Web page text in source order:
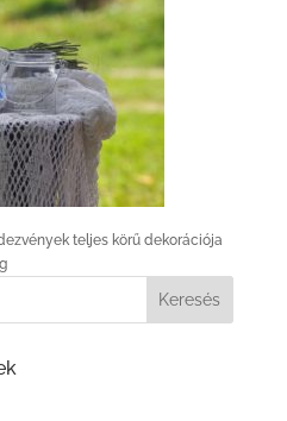
teljes körű dekorációja